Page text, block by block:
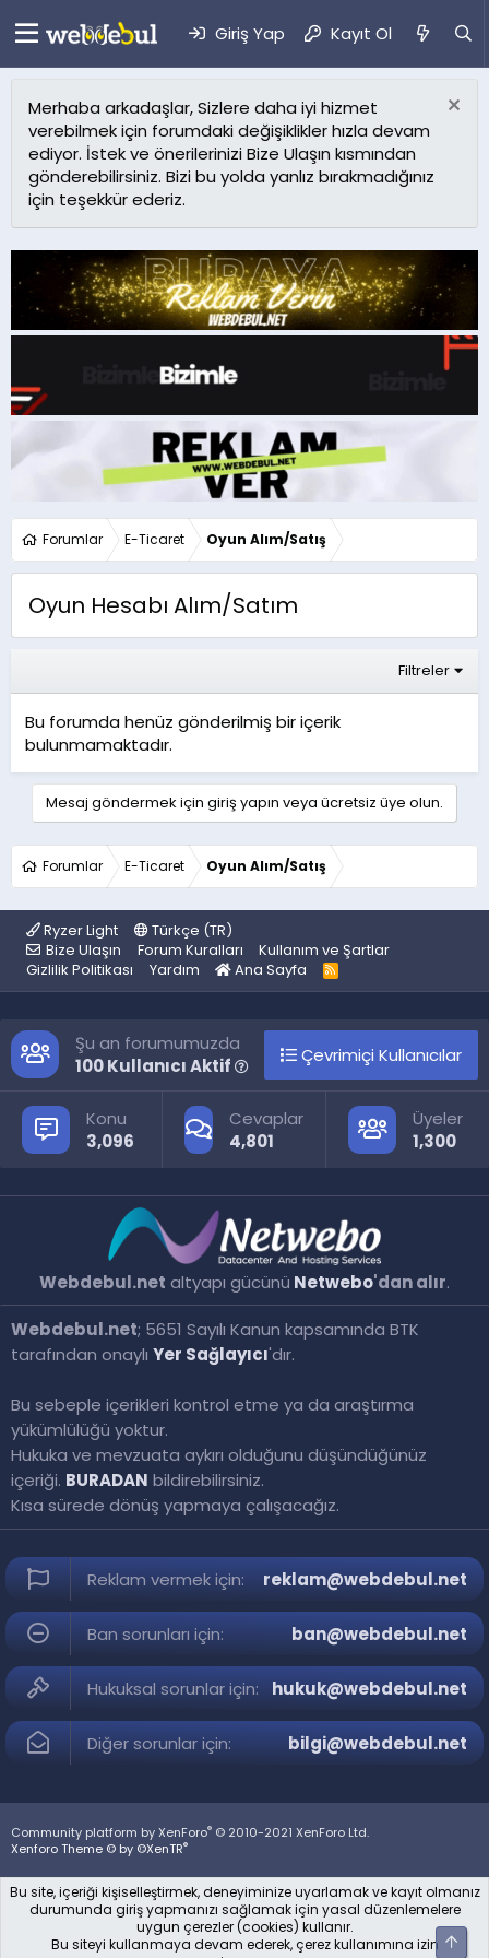
Giriş Yap Kayıt Ol
Merhaba arkadaşlar, Sizlere daha iyi hizmet
verebilmek için forumdaki değişiklikler hızla devam
ediyor. İstek ve önerilerinizi Bize Ulaşın kısmından
gönderebilirsiniz. Bizi bu yolda yanlız bırakmadığınız
için teşekkür ederiz.
Forumlar E-Ticaret Oyun Alım/Satış
Oyun Hesabı Alım/Satım
Filtreler
Bu forumda henüz gönderilmiş bir içerik
bulunmamaktadır.
Mesaj göndermek için giriş yapın veya ücretsiz üye olun.
Forumlar E-Ticaret Oyun Alım/Satış
Ryzer Light
Türkçe (TR)
Bize Ulaşın
Forum Kuralları
Kullanım ve Şartlar
Gizlilik Politikası
Yardım Ana Sayfa
R
S
Şu an forumumuzda
100 Kullanıcı Aktif
Çevrimiçi Kullanıcılar
Konu
3,096
Cevaplar
4,801
Üyeler
1,300
Webdebul.net; 5651 Sayılı Kanun kapsamında BTK
tarafından onaylı Yer Sağlayıcı'dır.
Bu sebeple içerikleri kontrol etme ya da araştırma
yükümlülüğü yoktur.
Hukuka ve mevzuata aykırı olduğunu düşündüğünüz
içeriği. BURADAN bildirebilirsiniz.
Kısa sürede dönüş yapmaya çalışacağız.
Webdebul.net altyapı gücünü Netwebo'dan alır.
Reklam vermek için: reklam@webdebul.net
Ban sorunları için: ban@webdebul.net
Hukuksal sorunlar için: hukuk@webdebul.net
Diğer sorunlar için: bilgi@webdebul.net
Community platform by XenForo® © 2010-2021 XenForo Ltd.
Xenforo Theme © by ©XenTR®
Bu site, içeriği kişiselleştirmek, deneyiminize uyarlamak ve kayıt olmanız
durumunda giriş yapmanızı sağlamak için yasal düzenlemelere
uygun çerezler (cookies) kullanır.
Bu siteyi kullanmaya devam ederek, çerez kullanımına izin
Üst